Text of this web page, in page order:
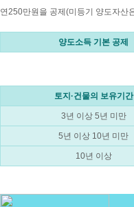
연250만원을 공제(미등기 양도자산
양도소득 기본 공제
토지·건물의 보유기간
3년 이상 5년 미만
5년 이상 10년 미만
10년 이상